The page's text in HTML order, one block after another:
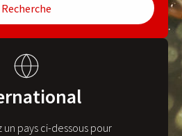
Recherche
pays ci-dessous pour